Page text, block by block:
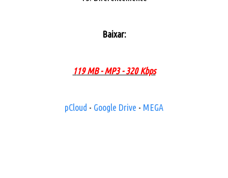
Baixar:
119 MB - MP3 - 320 Kbps
pCloud - Google Drive - MEGA